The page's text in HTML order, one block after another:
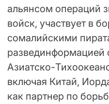
альянсом операций
войск, участвует в
сомалийскими
развединформацией
Азиатско-
включая Китай,
как партнер по